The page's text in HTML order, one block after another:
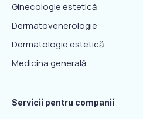
Ginecologie estetică
Dermatovenerologie
Dermatologie estetică
Medicina generală
Servicii pentru companii